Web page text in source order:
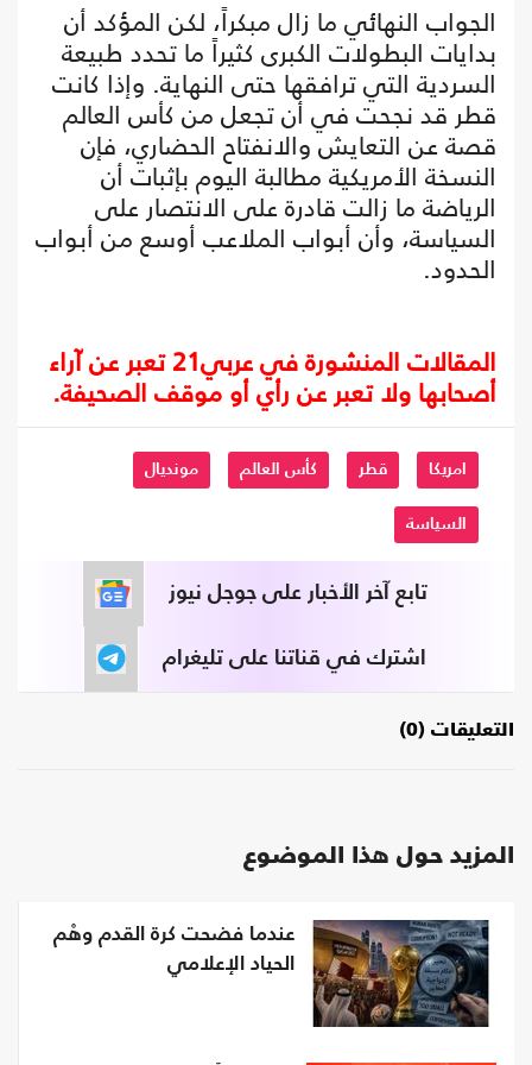
الجواب النهائي ما زال مبكراً، لكن المؤكد أن
بدايات البطولات الكبرى كثيراً ما تحدد طبيعة
السردية التي ترافقها حتى النهاية. وإذا كانت
قطر قد نجحت في أن تجعل من كأس العالم
قصة عن التعايش والانفتاح الحضاري، فإن
النسخة الأمريكية مطالبة اليوم بإثبات أن
الرياضة ما زالت قادرة على الانتصار على
السياسة، وأن أبواب الملاعب أوسع من أبواب
الحدود.
المقالات المنشورة في عربي21 تعبر عن آراء
أصحابها ولا تعبر عن رأي أو موقف الصحيفة.
امريكا قطر كأس العالم مونديال
السياسة
تابع آخر الأخبار على جوجل نيوز
اشترك في قناتنا على تليغرام
التعليقات (0)
المزيد حول هذا الموضوع
عندما فضحت كرة القدم وهْم
الحياد الإعلامي